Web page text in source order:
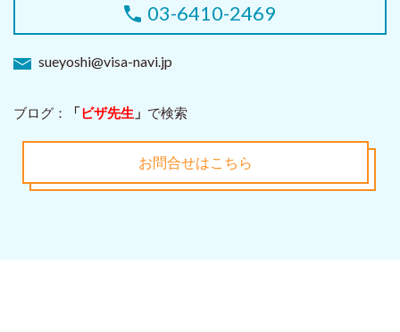
03-6410-2469
sueyoshi@visa-navi.jp
ブログ： 「ビザ先生 」 で検索
お問合せはこちら